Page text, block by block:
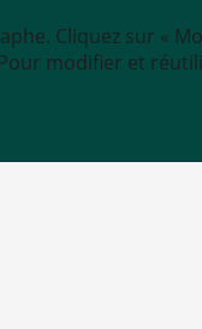
Cliquez sur «
modifier et